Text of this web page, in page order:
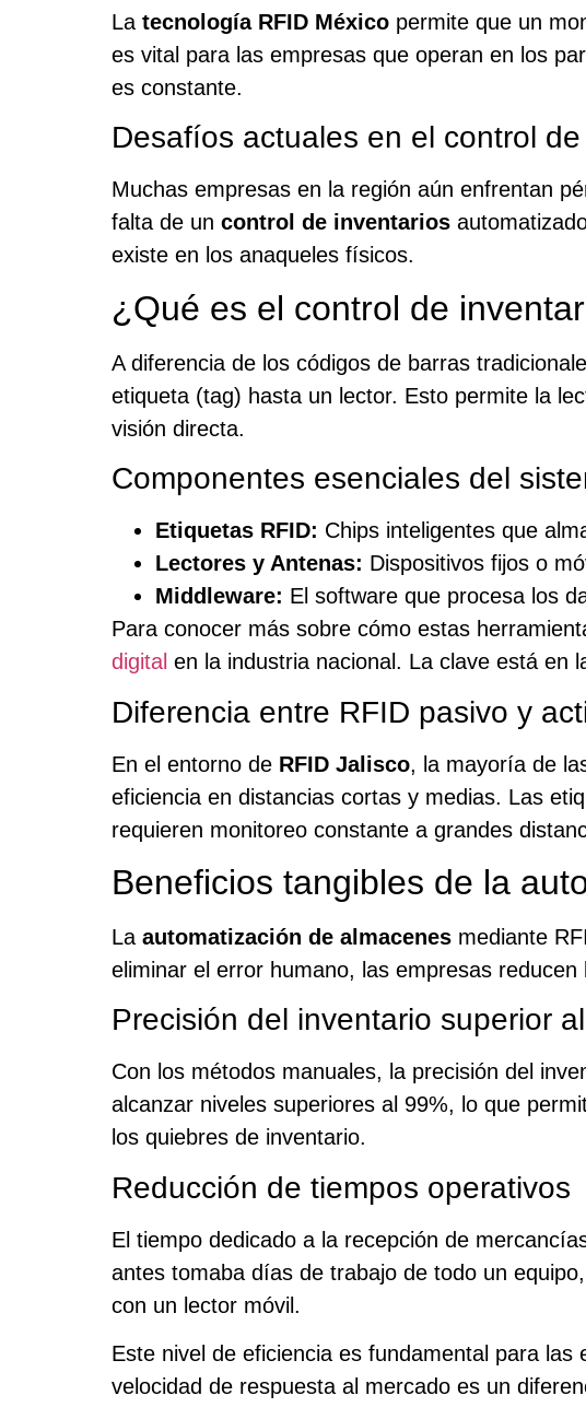
La tecnología RFID México permite que un
es vital para las empresas que operan en los
es constante.
Desafíos actuales en el control
Muchas empresas en la región aún enfrentan
falta de un control de inventarios
existe en los anaqueles físicos.
¿Qué es el control de
A diferencia de los códigos de barras
etiqueta (tag) hasta un lector. Esto permite la
visión directa.
Componentes esenciales del
Etiquetas RFID: Chips inteligentes que
Lectores y Antenas: Dispositivos fijos o
Middleware: El software que procesa los
Para conocer más sobre cómo estas
digital en la industria nacional. La clave está en
Diferencia entre RFID pasivo y
En el entorno de RFID Jalisco, la mayoría de
eficiencia en distancias cortas y medias. Las
requieren monitoreo constante a grandes
Beneficios tangibles de la
La automatización de almacenes mediante
eliminar el error humano, las empresas
Precisión del inventario superior
Con los métodos manuales, la precisión del
alcanzar niveles superiores al 99%, lo que
los quiebres de inventario.
Reducción de tiempos operativos
El tiempo dedicado a la recepción de
antes tomaba días de trabajo de todo un
con un lector móvil.
Este nivel de eficiencia es fundamental para
velocidad de respuesta al mercado es un